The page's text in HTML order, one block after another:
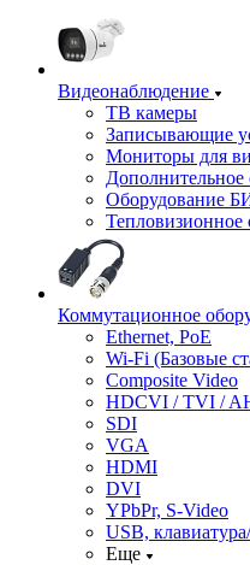
Видеонаблюдение
ТВ камеры
Записывающие
Мониторы для
Дополнительное
Оборудование
Тепловизионное
Коммутационное
Ethernet, PoE
Wi-Fi (Базовые
Composite Video
HDCVI / TVI /
SDI
VGA
HDMI
DVI
YPbPr, S-Video
USB,
Еще